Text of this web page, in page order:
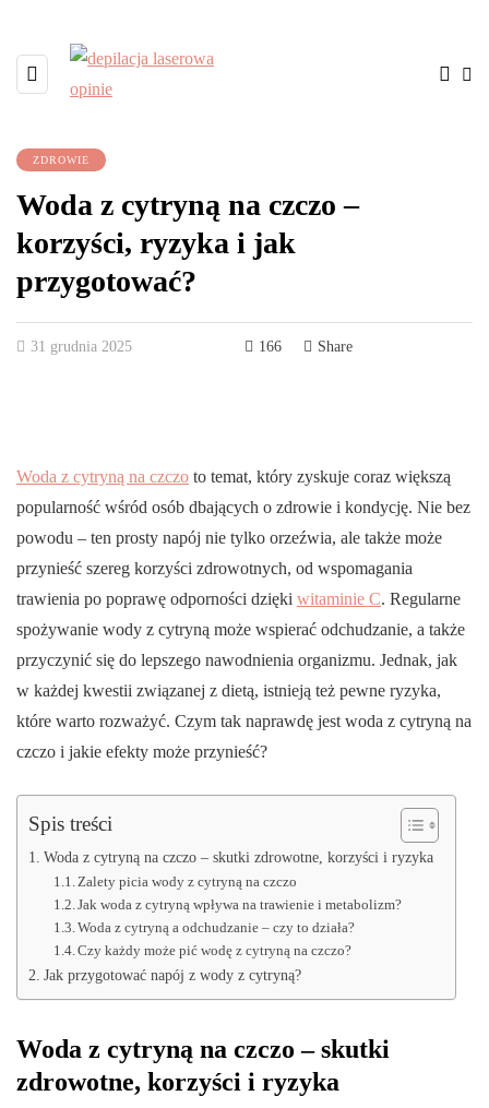
ZDROWIE
Woda z cytryną na czczo –
korzyści, ryzyka i jak
przygotować?
31 grudnia 2025 166 Share
Woda z cytryną na czczo to temat, który zyskuje coraz większą
popularność wśród osób dbających o zdrowie i kondycję. Nie bez
powodu – ten prosty napój nie tylko orzeźwia, ale także może
przynieść szereg korzyści zdrowotnych, od wspomagania
trawienia po poprawę odporności dzięki witaminie C. Regularne
spożywanie wody z cytryną może wspierać odchudzanie, a także
przyczynić się do lepszego nawodnienia organizmu. Jednak, jak
w każdej kwestii związanej z dietą, istnieją też pewne ryzyka,
które warto rozważyć. Czym tak naprawdę jest woda z cytryną na
czczo i jakie efekty może przynieść?
Spis treści
Woda z cytryną na czczo – skutki zdrowotne, korzyści i ryzyka
Zalety picia wody z cytryną na czczo
Jak woda z cytryną wpływa na trawienie i metabolizm?
Woda z cytryną a odchudzanie – czy to działa?
Czy każdy może pić wodę z cytryną na czczo?
Jak przygotować napój z wody z cytryną?
Woda z cytryną na czczo – skutki
zdrowotne, korzyści i ryzyka